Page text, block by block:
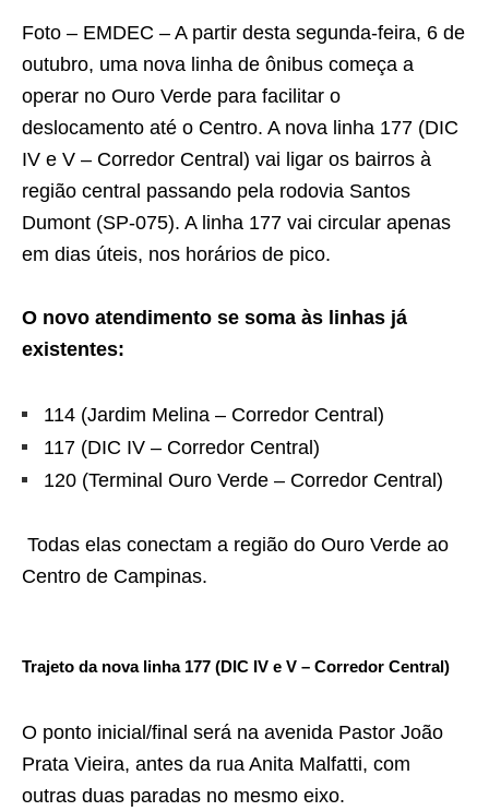
Foto – EMDEC – A partir desta segunda-feira, 6 de
outubro, uma nova linha de ônibus começa a
operar no Ouro Verde para facilitar o
deslocamento até o Centro. A nova linha 177 (DIC
IV e V – Corredor Central) vai ligar os bairros à
região central passando pela rodovia Santos
Dumont (SP-075). A linha 177 vai circular apenas
em dias úteis, nos horários de pico.
O novo atendimento se soma às linhas já
existentes:
114 (Jardim Melina – Corredor Central)
117 (DIC IV – Corredor Central)
120 (Terminal Ouro Verde – Corredor Central)
Todas elas conectam a região do Ouro Verde ao
Centro de Campinas.
Trajeto da nova linha 177 (DIC IV e V – Corredor Central)
O ponto inicial/final será na avenida Pastor João
Prata Vieira, antes da rua Anita Malfatti, com
outras duas paradas no mesmo eixo.